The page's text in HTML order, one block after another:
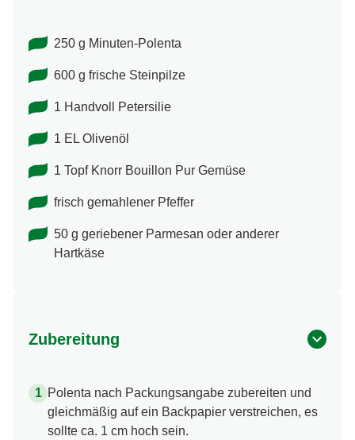
250 g Minuten-Polenta
600 g frische Steinpilze
1 Handvoll Petersilie
1 EL Olivenöl
1 Topf Knorr Bouillon Pur Gemüse
frisch gemahlener Pfeffer
50 g geriebener Parmesan oder anderer
Hartkäse
Zubereitung
Polenta nach Packungsangabe zubereiten und
gleichmäßig auf ein Backpapier verstreichen, es
sollte ca. 1 cm hoch sein.